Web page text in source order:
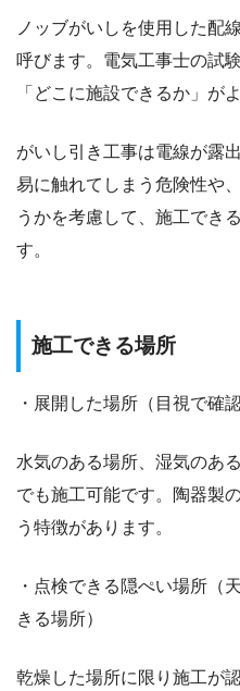
ノッブがいしを使用した配
呼びます。電気工事士の試
「どこに施設できるか」が
がいし引き工事は電線が露
易に触れてしまう危険性や
うかを考慮して、施工でき
す。
施工できる場所
・展開した場所（目視で確
水気のある場所、湿気のあ
でも施工可能です。陶器製
う特徴があります。
・点検できる隠ぺい場所（
きる場所）
乾燥した場所に限り施工が